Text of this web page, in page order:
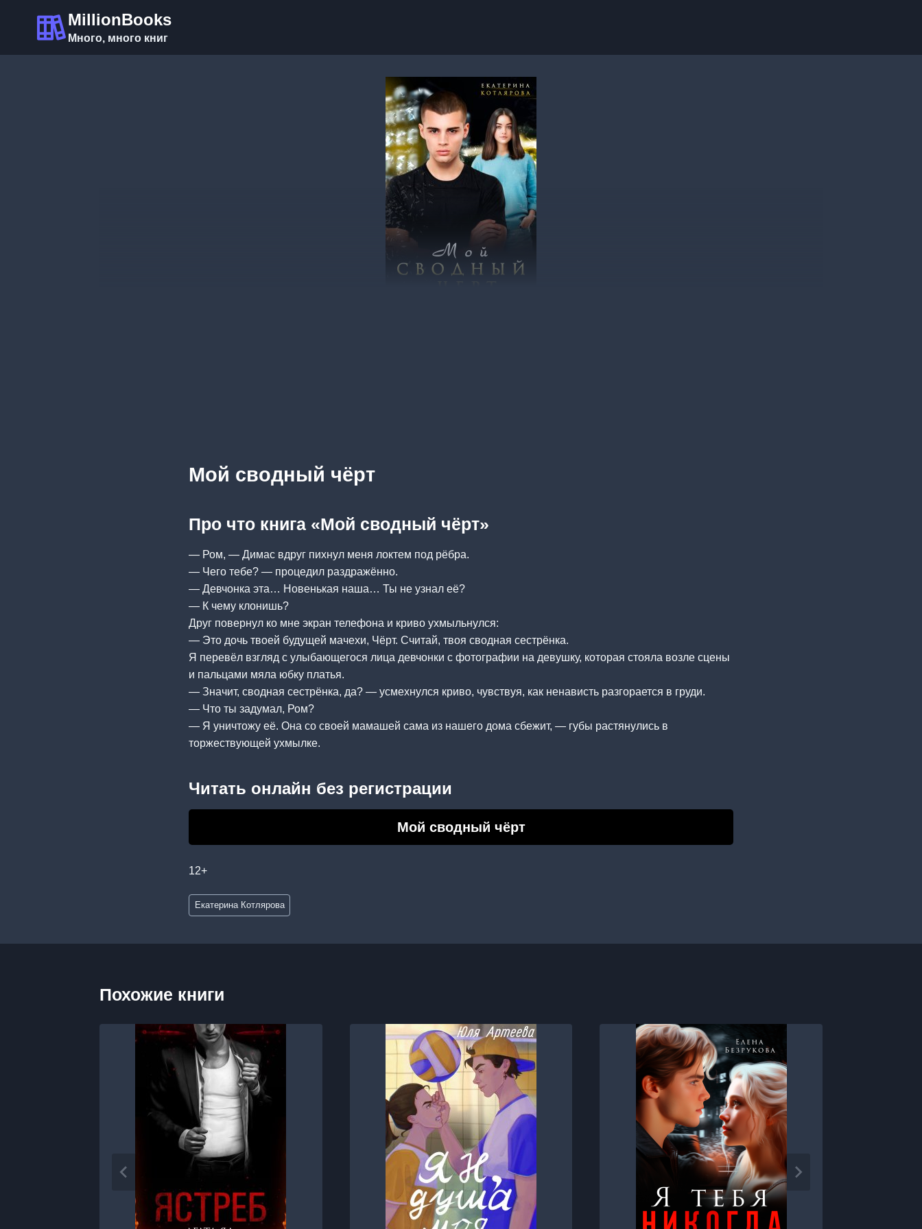
содержимому
MillionBooks
Много, много книг
Мой сводный чёрт
Про что книга «Мой сводный чёрт»
— Ром, — Димас вдруг пихнул меня локтем под рёбра.
— Чего тебе? — процедил раздражённо.
— Девчонка эта… Новенькая наша… Ты не узнал её?
— К чему клонишь?
Друг повернул ко мне экран телефона и криво ухмыльнулся:
— Это дочь твоей будущей мачехи, Чёрт. Считай, твоя сводная сестрёнка.
Я перевёл взгляд с улыбающегося лица девчонки с фотографии на девушку, которая стояла возле сцены
и пальцами мяла юбку платья.
— Значит, сводная сестрёнка, да? — усмехнулся криво, чувствуя, как ненависть разгорается в груди.
— Что ты задумал, Ром?
— Я уничтожу её. Она со своей мамашей сама из нашего дома сбежит, — губы растянулись в
торжествующей ухмылке.
Читать онлайн без регистрации
Мой сводный чёрт
12+
Метки
записи:
Екатерина Котлярова
Похожие книги